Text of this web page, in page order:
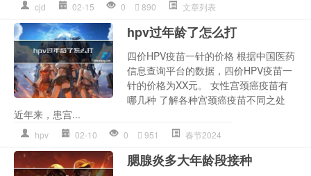
cjd 02-15 0 890 文章列表
hpv过年龄了怎么打
四价HPV疫苗一针的价格 根据中国医药
信息查询平台的数据，四价HPV疫苗一
针的价格为XX元。 女性宫颈癌疫苗有
哪几种 了解各种宫颈癌疫苗不同之处
近年来，患宫...
hpv 02-10 0 951 春节2024
腮腺炎多大年龄段接种